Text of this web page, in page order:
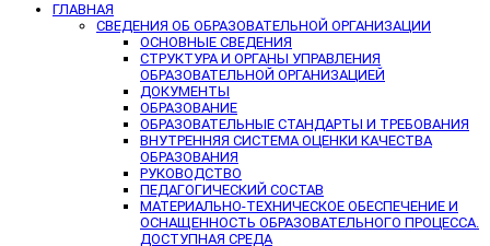
ГЛАВНАЯ
СВЕДЕНИЯ ОБ ОБРАЗОВАТЕЛЬНОЙ ОРГАНИЗАЦИИ
ОСНОВНЫЕ СВЕДЕНИЯ
СТРУКТУРА И ОРГАНЫ УПРАВЛЕНИЯ
ОБРАЗОВАТЕЛЬНОЙ ОРГАНИЗАЦИЕЙ
ДОКУМЕНТЫ
ОБРАЗОВАНИЕ
ОБРАЗОВАТЕЛЬНЫЕ СТАНДАРТЫ И ТРЕБОВАНИЯ
ВНУТРЕННЯЯ СИСТЕМА ОЦЕНКИ КАЧЕСТВА
ОБРАЗОВАНИЯ
РУКОВОДСТВО
ПЕДАГОГИЧЕСКИЙ СОСТАВ
МАТЕРИАЛЬНО-ТЕХНИЧЕСКОЕ ОБЕСПЕЧЕНИЕ И
ОСНАЩЕННОСТЬ ОБРАЗОВАТЕЛЬНОГО ПРОЦЕССА.
ДОСТУПНАЯ СРЕДА